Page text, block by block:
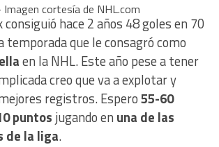
cortesía de NHL.com
hace 2 años 48 goles en 70
temporada que le consagró como
en la NHL. Este año pese a tener
creo que va a explotar y
registros. Espero55-60
puntos jugando en una de las
de la liga.